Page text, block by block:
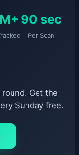
90 sec
Per Scan
Get the
Sunday free.